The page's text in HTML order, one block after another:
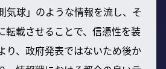
気球」のような情報を流し、そ
転載させることで、信憑性を装
り、政府発表ではないため後か